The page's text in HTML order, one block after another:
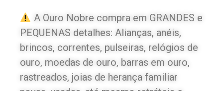
A Ouro Nobre compra em GRANDES e
PEQUENAS detalhes: Alianças, anéis,
brincos, correntes, pulseiras, relógios de
ouro, moedas de ouro, barras em ouro,
rastreados, joias de herança familiar